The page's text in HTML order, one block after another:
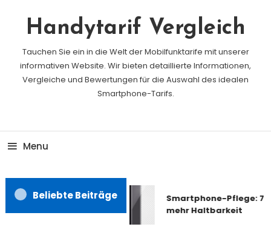
Handytarif Vergleich
Tauchen Sie ein in die Welt der Mobilfunktarife mit unserer
informativen Website. Wir bieten detaillierte Informationen,
Vergleiche und Bewertungen für die Auswahl des idealen
Smartphone-Tarifs.
Menu
Beliebte Beiträge
Smartphone-Pflege: 7
mehr Haltbarkeit